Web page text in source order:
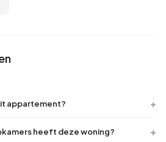
appartement?
heeft deze woning?